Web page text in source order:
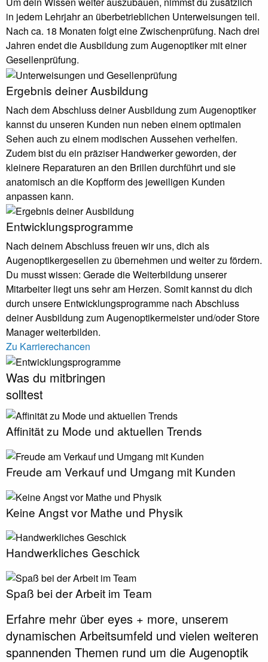
in jedem Lehrjahr an überbetrieblichen Unterweisungen teil.
Nach ca. 18 Monaten folgt eine Zwischenprüfung. Nach drei
Jahren endet die Ausbildung zum Augenoptiker mit einer
Gesellenprüfung.
Ergebnis deiner Ausbildung
Nach dem Abschluss deiner Ausbildung zum Augenoptiker
kannst du unseren Kunden nun neben einem optimalen
Sehen auch zu einem modischen Aussehen verhelfen.
Zudem bist du ein präziser Handwerker geworden, der
kleinere Reparaturen an den Brillen durchführt und sie
anatomisch an die Kopfform des jeweiligen Kunden
anpassen kann.
Entwicklungsprogramme
Nach deinem Abschluss freuen wir uns, dich als
Augenoptikergesellen zu übernehmen und weiter zu fördern.
Du musst wissen: Gerade die Weiterbildung unserer
Mitarbeiter liegt uns sehr am Herzen. Somit kannst du dich
durch unsere Entwicklungsprogramme nach Abschluss
deiner Ausbildung zum Augenoptikermeister und/oder Store
Manager weiterbilden.
Zu Karrierechancen
Was du mitbringen
solltest
Affinität zu Mode und aktuellen Trends
Freude am Verkauf und Umgang mit Kunden
Keine Angst vor Mathe und Physik
Handwerkliches Geschick
Spaß bei der Arbeit im Team
Erfahre mehr über eyes + more, unserem
dynamischen Arbeitsumfeld und vielen weiteren
spannenden Themen rund um die Augenoptik